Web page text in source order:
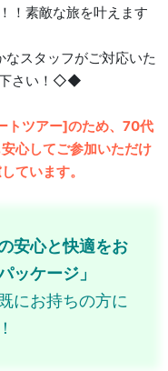
！素敵な旅を叶えます
スタッフがご対応いた
下さい！◇◆
トツアー]のため、70代
心してご参加いただけ
ています。
安心と快適をお
ッケージ」
にお持ちの方に